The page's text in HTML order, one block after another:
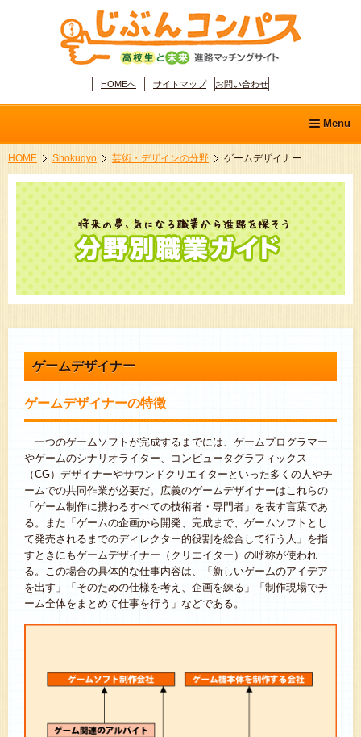
HOMEへ サイトマップ お問い合わせ
Menu
ホーム
学問ディスカバリー
分野別職業ガイド
適性診断
HOME Shokugyo 芸術・デザインの分野 ゲームデザイナー
ゲームデザイナー
ゲームデザイナーの特徴
一つのゲームソフトが完成するまでには、ゲームプログラマー
やゲームのシナリオライター、コンピュータグラフィックス
（CG）デザイナーやサウンドクリエイターといった多くの人やチ
ームでの共同作業が必要だ。広義のゲームデザイナーはこれらの
「ゲーム制作に携わるすべての技術者・専門者」を表す言葉であ
る。また「ゲームの企画から開発、完成まで、ゲームソフトとし
て発売されるまでのディレクター的役割を総合して行う人」を指
すときにもゲームデザイナー（クリエイター）の呼称が使われ
る。この場合の具体的な仕事内容は、「新しいゲームのアイデア
を出す」「そのための仕様を考え、企画を練る」「制作現場でチ
ーム全体をまとめて仕事を行う」などである。